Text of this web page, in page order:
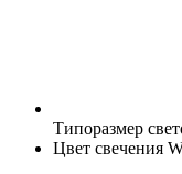
Типоразмер
Цвет свечения